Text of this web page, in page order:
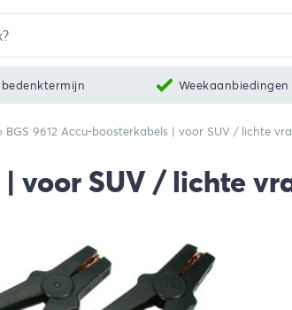
Weekaanbiedingen
BGS 9612 Accu-boosterkabels | voor SUV / lichte
voor SUV / lichte